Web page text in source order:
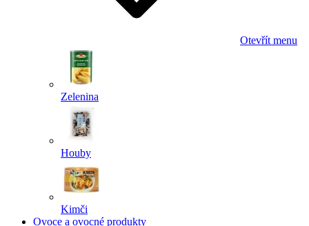
Otevřít menu
Zelenina
Houby
Kimči
Ovoce a ovocné produkty